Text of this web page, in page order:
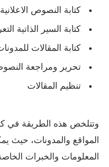
كتابة النصوص الاعلانية
كتابة السير الذاتية
كتابة المقالات
تحرير ومراجعة
تنظيم المقالات
وتتلخص هذه الطريقة في
المواقع والمدونات، حيث
المعلومات والخبرات